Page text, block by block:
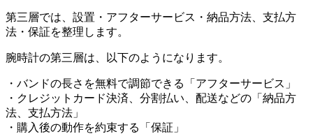
第三層では、設置・アフターサービス・納品方法、支払方
法・保証を整理します。
腕時計の第三層は、以下のようになります。
・バンドの長さを無料で調節できる「アフターサービス」
・クレジットカード決済、分割払い、配送などの「納品方
法、支払方法」
・購入後の動作を約束する「保証」